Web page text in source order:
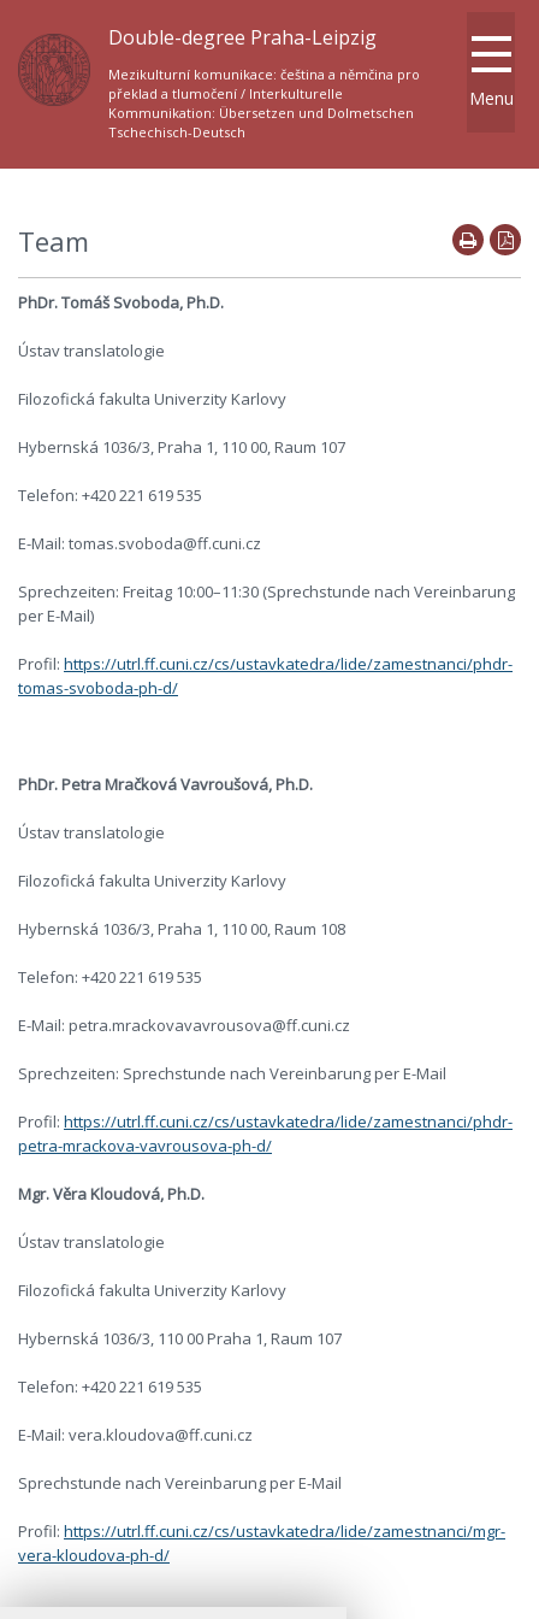
Double-degree Praha-Leipzig
Mezikulturní komunikace: čeština a němčina pro
překlad a tlumočení / Interkulturelle
Kommunikation: Übersetzen und Dolmetschen
Tschechisch-Deutsch
Team
PhDr. Tomáš Svoboda, Ph.D.
Ústav translatologie
Filozofická fakulta Univerzity Karlovy
Hybernská 1036/3, Praha 1, 110 00, Raum 107
Telefon: +420 221 619 535
E-Mail: tomas.svoboda@ff.cuni.cz
Sprechzeiten: Freitag 10:00–11:30 (Sprechstunde nach Vereinbarung
per E-Mail)
Profil: https://utrl.ff.cuni.cz/cs/ustavkatedra/lide/zamestnanci/phdr-
tomas-svoboda-ph-d/
PhDr. Petra Mračková Vavroušová, Ph.D.
Ústav translatologie
Filozofická fakulta Univerzity Karlovy
Hybernská 1036/3, Praha 1, 110 00, Raum 108
Telefon: +420 221 619 535
E-Mail: petra.mrackovavavrousova@ff.cuni.cz
Sprechzeiten: Sprechstunde nach Vereinbarung per E-Mail
Profil: https://utrl.ff.cuni.cz/cs/ustavkatedra/lide/zamestnanci/phdr-
petra-mrackova-vavrousova-ph-d/
Mgr. Věra Kloudová, Ph.D.
Ústav translatologie
Filozofická fakulta Univerzity Karlovy
Hybernská 1036/3, 110 00 Praha 1, Raum 107
Telefon: +420 221 619 535
E-Mail: vera.kloudova@ff.cuni.cz
Sprechstunde nach Vereinbarung per E-Mail
Profil: https://utrl.ff.cuni.cz/cs/ustavkatedra/lide/zamestnanci/mgr-
vera-kloudova-ph-d/
Menu